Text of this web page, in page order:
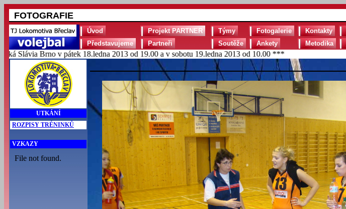
FOTOGRAFIE
Úvod Projekt PARTNER Týmy Fotogalerie Kontakty
Představujeme
Partneři Soutěže Ankety Metodika
Brno v pátek 18.ledna 2013 od 19.00 a v sobotu 19.ledna 2013 od 10.00 ***
UTKÁNÍ
ROZPISY TRÉNINKŮ
VZKAZY